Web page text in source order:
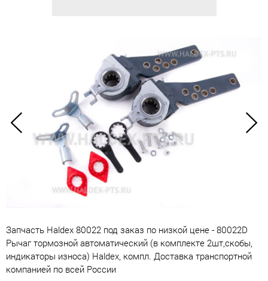
Запчасть Haldex 80022 под заказ по низкой цене - 80022D
Рычаг тормозной автоматический (в комплекте 2шт,скобы,
индикаторы износа) Haldex, компл. Доставка транспортной
компанией по всей России